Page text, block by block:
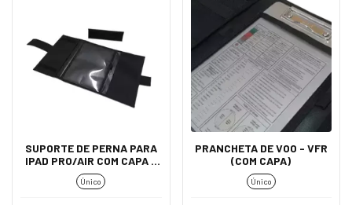
SUPORTE DE PERNA PARA
IPAD PRO/AIR COM CAPA -
AEROAIR
Único
PRANCHETA DE VOO - VFR
(COM CAPA)
Único